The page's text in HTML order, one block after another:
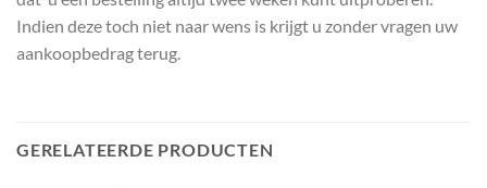
Indien deze toch niet naar wens is krijgt u zonder vragen uw
aankoopbedrag terug.
GERELATEERDE PRODUCTEN